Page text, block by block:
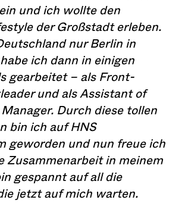
und ich wollte den
der Großstadt erleben.
nur Berlin in
ich dann in einigen
gearbeitet – als Front-
und als Assistant of
Durch diese tollen
bin ich auf HNS
geworden und nun freue ich
Zusammenarbeit in meinem
gespannt auf all die
jetzt auf mich warten.